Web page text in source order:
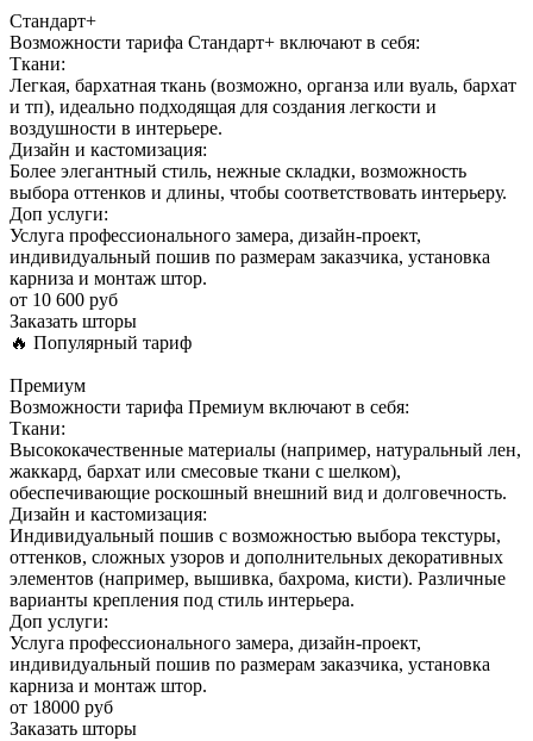
Стандарт+
Возможности тарифа Стандарт+ включают в себя:
Ткани:
Легкая, бархатная ткань (возможно, органза или вуаль, бархат
и тп), идеально подходящая для создания легкости и
воздушности в интерьере.
Дизайн и кастомизация:
Более элегантный стиль, нежные складки, возможность
выбора оттенков и длины, чтобы соответствовать интерьеру.
Доп услуги:
Услуга профессионального замера, дизайн-проект,
индивидуальный пошив по размерам заказчика, установка
карниза и монтаж штор.
от 10 600 руб
Заказать шторы
🔥 Популярный тариф
Премиум
Возможности тарифа Премиум включают в себя:
Ткани:
Высококачественные материалы (например, натуральный лен,
жаккард, бархат или смесовые ткани с шелком),
обеспечивающие роскошный внешний вид и долговечность.
Дизайн и кастомизация:
Индивидуальный пошив с возможностью выбора текстуры,
оттенков, сложных узоров и дополнительных декоративных
элементов (например, вышивка, бахрома, кисти). Различные
варианты крепления под стиль интерьера.
Доп услуги:
Услуга профессионального замера, дизайн-проект,
индивидуальный пошив по размерам заказчика, установка
карниза и монтаж штор.
от 18000 руб
Заказать шторы